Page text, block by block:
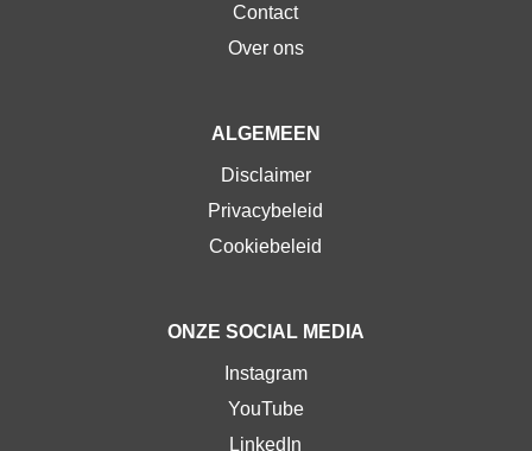
Contact
Over ons
ALGEMEEN
Disclaimer
Privacybeleid
Cookiebeleid
ONZE SOCIAL MEDIA
Instagram
YouTube
LinkedIn